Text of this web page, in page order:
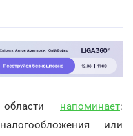
напоминает:
или